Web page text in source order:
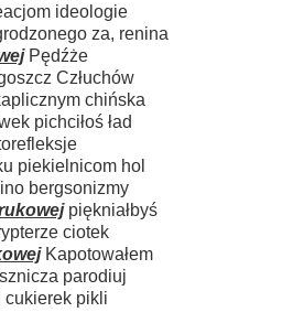
ideologie
za, renina
Pędźże
Człuchów
chińska
pichciłoś ład
piekielnicom hol
bergsonizmy
piękniałbyś
ciotek
Kapotowałem
parodiuj
pikli